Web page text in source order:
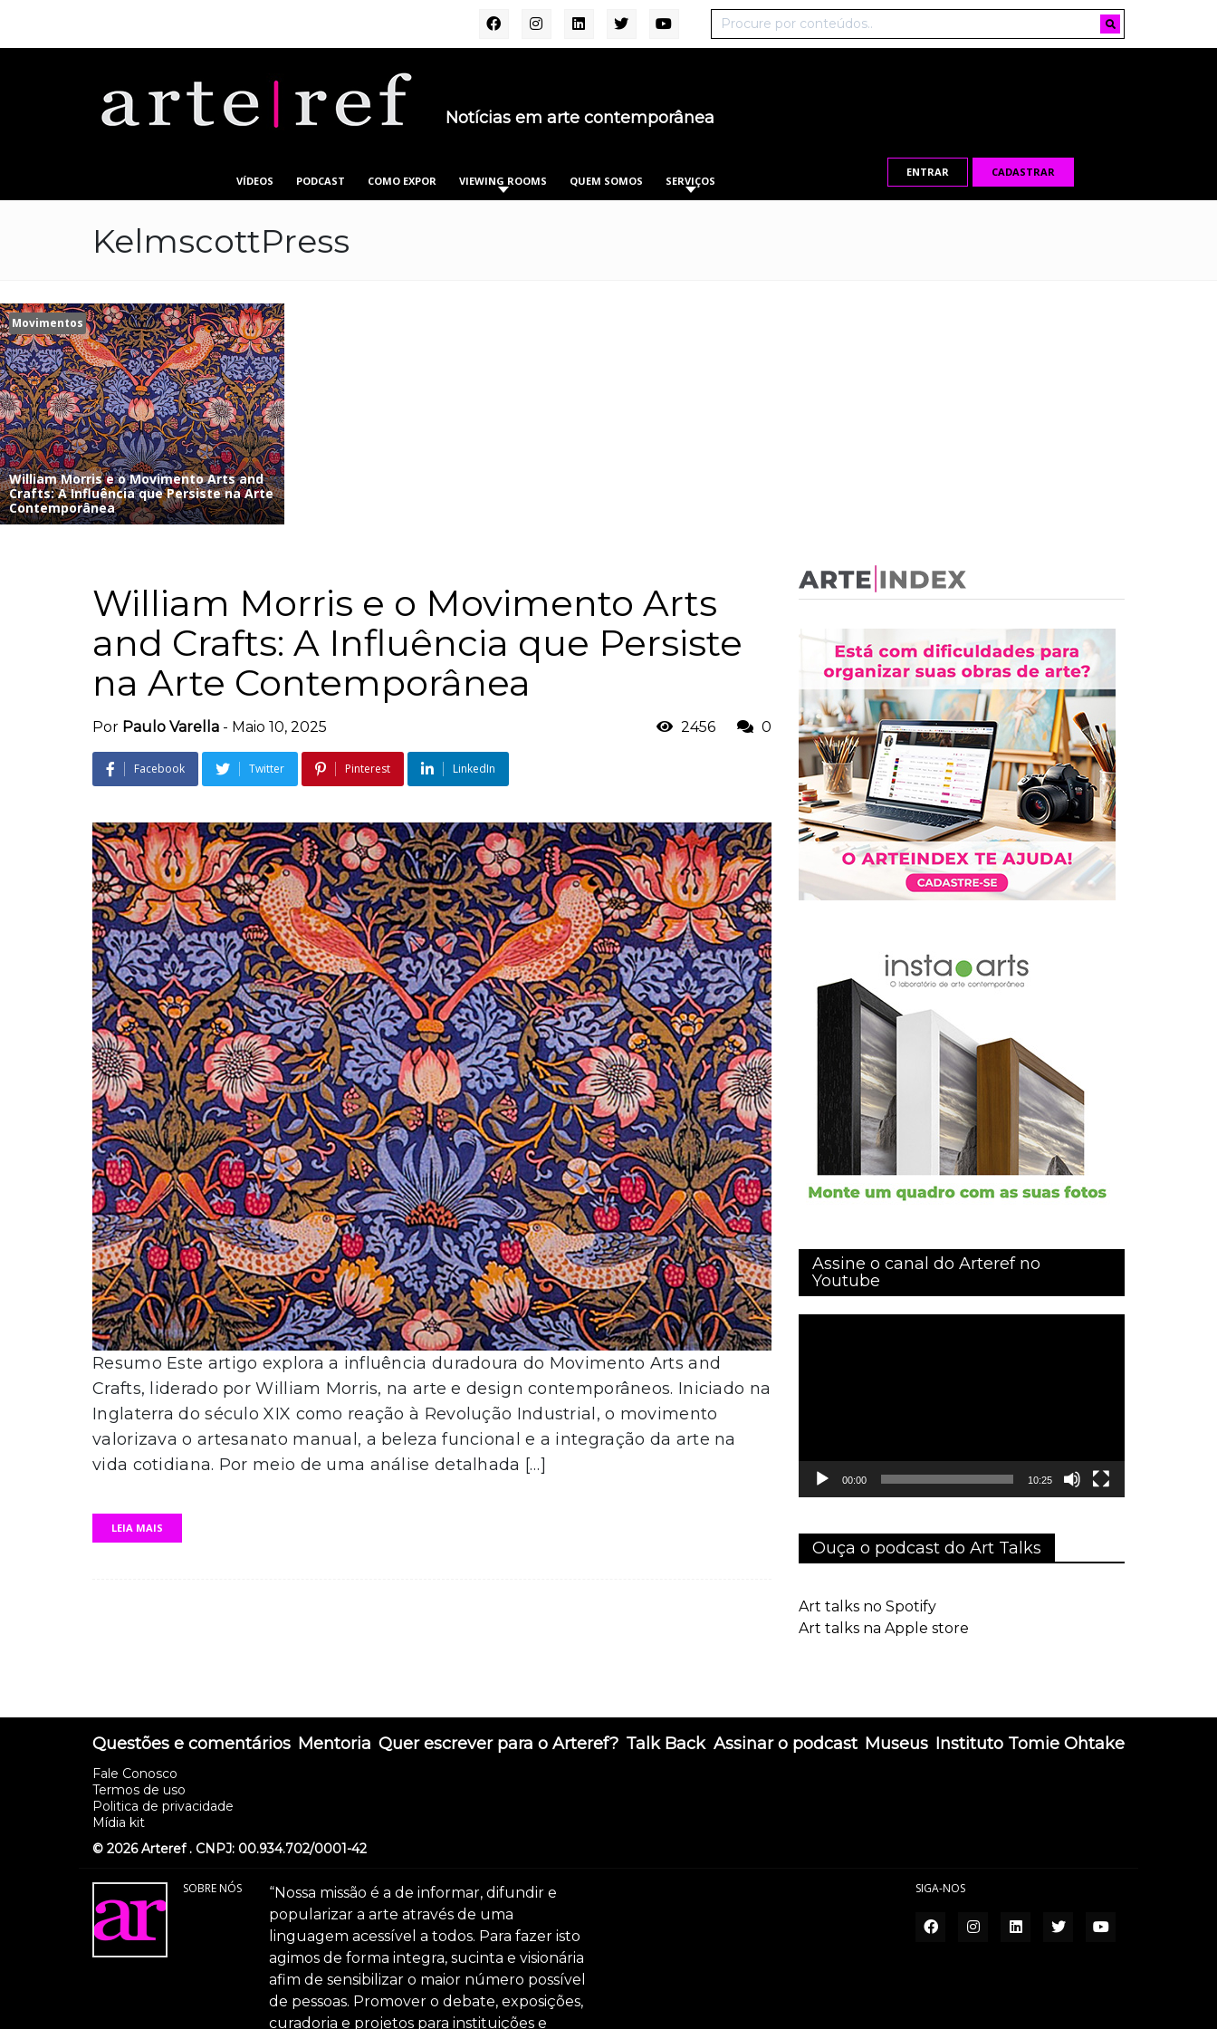
Notícias em arte contemporânea
VÍDEOS PODCAST COMO EXPOR VIEWING ROOMS QUEM SOMOS SERVIÇOS
ENTRAR CADASTRAR
KelmscottPress
Movimentos
William Morris e o Movimento Arts and
Crafts: A Influência que Persiste na Arte
Contemporânea
William Morris e o Movimento Arts
and Crafts: A Influência que Persiste
na Arte Contemporânea
Por Paulo Varella - Maio 10, 2025 2456 0
Facebook Twitter Pinterest LinkedIn
Resumo Este artigo explora a influência duradoura do Movimento Arts and
Crafts, liderado por William Morris, na arte e design contemporâneos. Iniciado na
Inglaterra do século XIX como reação à Revolução Industrial, o movimento
valorizava o artesanato manual, a beleza funcional e a integração da arte na
vida cotidiana. Por meio de uma análise detalhada […]
LEIA MAIS
Assine o canal do Arteref no
Youtube
00:00 10:25
Ouça o podcast do Art Talks
Art talks no Spotify
Art talks na Apple store
Questões e comentários
Fale Conosco
Termos de uso
Politica de privacidade
Mídia kit
Mentoria Quer escrever para o Arteref? Talk Back Assinar o podcast Museus Instituto Tomie Ohtake
© 2026 Arteref . CNPJ: 00.934.702/0001-42
SOBRE NÓS
“Nossa missão é a de informar, difundir e
popularizar a arte através de uma
linguagem acessível a todos. Para fazer isto
agimos de forma integra, sucinta e visionária
afim de sensibilizar o maior número possível
de pessoas. Promover o debate, exposições,
curadoria e projetos para instituições e
SIGA-NOS